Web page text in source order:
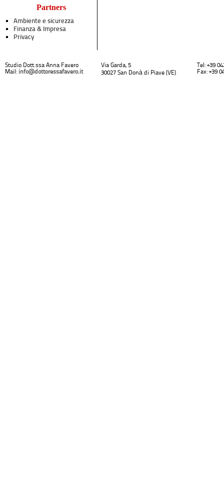
Partners
Ambiente e sicurezza
Finanza & Impresa
Privacy
Studio Dott.ssa Anna Favero
Mail: info@dottoressafavero.it
Via Garda, 5
30027 San Donà di Piave (VE)
Tel: +39
Fax: +39